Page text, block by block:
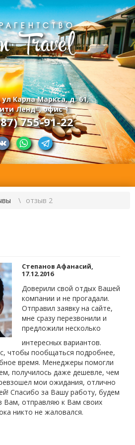
ул Карла Маркса, д. 61,
Ленд", офис 1
755-91-22
отзыв 2
Степанов Афанасий,
17.12.2016
Доверили свой отдых Вашей
компании и не прогадали.
Отправил заявку на сайте,
мне сразу перезвонили и
предложили несколько
интересных вариантов.
чтобы пообщаться подробнее,
время. Менеджеры помогли
получилось даже дешевле, чем
мои ожидания, отлично
Спасибо за Вашу работу, будем
Вам, отправляю к Вам своих
никто не жаловался.